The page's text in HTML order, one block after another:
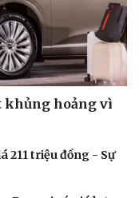
khủng hoảng vì
211 triệu đồng - Sự